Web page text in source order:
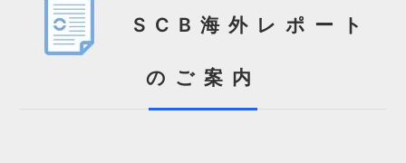
SCB海外レポート
のご案内